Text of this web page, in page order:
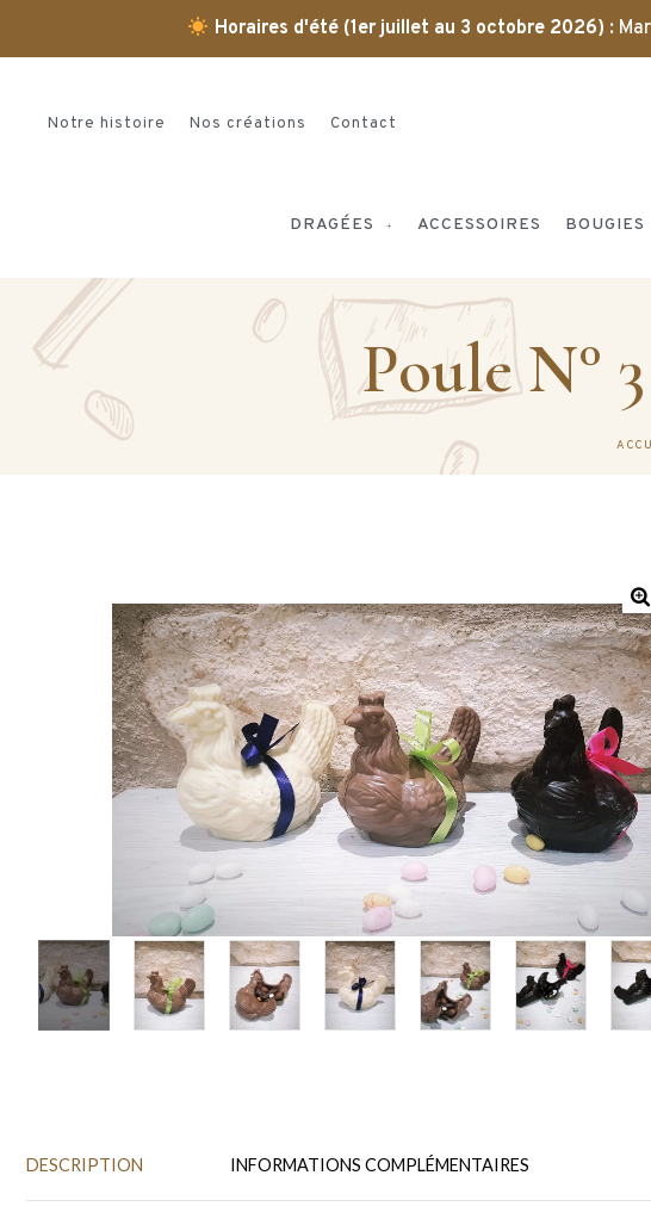
Horaires d'été (1er juillet au 3 octobre 2026) :
Notre histoire Nos créations Contact
DRAGÉES ACCESSOIRES BOUGIES
Poule N°
DESCRIPTION INFORMATIONS COMPLÉMENTAIRES